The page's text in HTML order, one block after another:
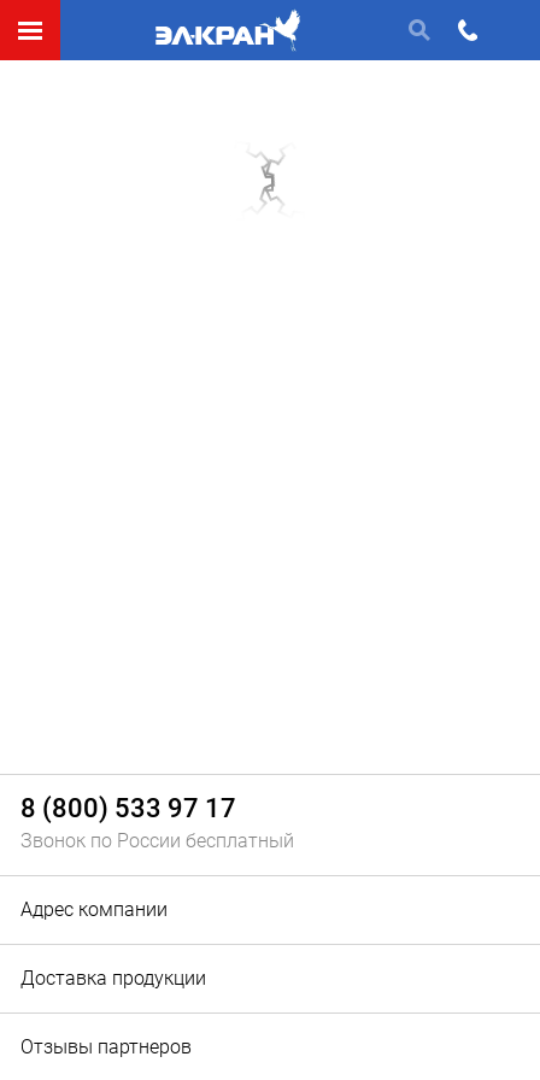
Колесная установка (крановое колесо в сборе)
8 (800) 533 97 17
Звонок по России бесплатный
Адрес компании
Доставка продукции
Отзывы партнеров